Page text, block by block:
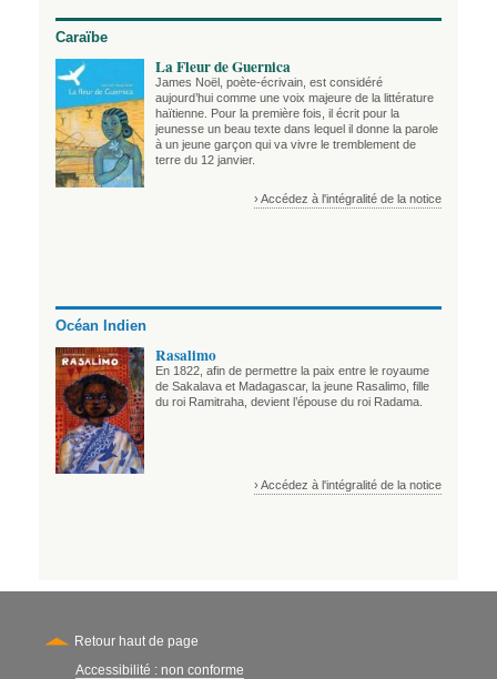
Caraïbe
La Fleur de Guernica
James Noël, poète-écrivain, est considéré
aujourd’hui comme une voix majeure de la littérature
haïtienne. Pour la première fois, il écrit pour la
jeunesse un beau texte dans lequel il donne la parole
à un jeune garçon qui va vivre le tremblement de
terre du 12 janvier.
› Accédez à l'intégralité de la notice
Océan Indien
Rasalimo
En 1822, afin de permettre la paix entre le royaume
de Sakalava et Madagascar, la jeune Rasalimo, fille
du roi Ramitraha, devient l’épouse du roi Radama.
› Accédez à l'intégralité de la notice
Retour haut de page
Accessibilité : non conforme